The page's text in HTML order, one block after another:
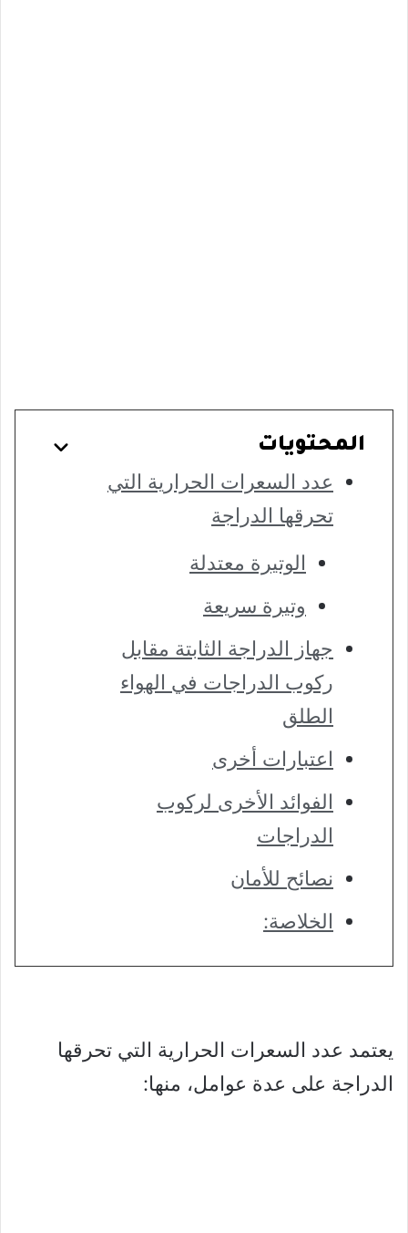
المحتويات
عدد السعرات الحرارية التي
تحرقها الدراجة
الوتيرة معتدلة
وتيرة سريعة
جهاز الدراجة الثابتة مقابل
ركوب الدراجات في الهواء
الطلق
اعتبارات أخرى
الفوائد الأخرى لركوب
الدراجات
نصائح للأمان
الخلاصة:
يعتمد عدد السعرات الحرارية التي تحرقها
الدراجة على عدة عوامل، منها: